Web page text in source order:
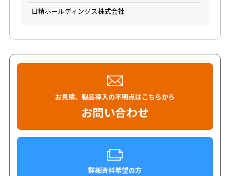
日精ホールディングス株式会社
お見積、製品導入の不明点はこちらから
お問い合わせ
詳細資料希望の方